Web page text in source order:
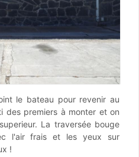
le bateau pour revenir au
des premiers à monter et on
La traversée bouge
l'air frais et les yeux sur
!